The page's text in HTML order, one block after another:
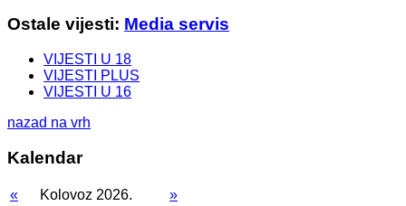
Ostale vijesti: Media servis
VIJESTI U 18
VIJESTI PLUS
VIJESTI U 16
nazad na vrh
Kalendar
« Kolovoz 2026.
»